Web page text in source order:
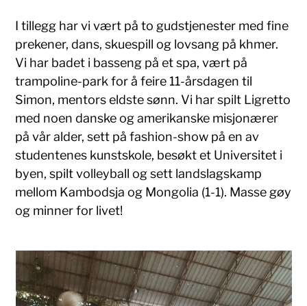
I tillegg har vi vært på to gudstjenester med fine
prekener, dans, skuespill og lovsang på khmer.
Vi har badet i basseng på et spa, vært på
trampoline-park for å feire 11-årsdagen til
Simon, mentors eldste sønn. Vi har spilt Ligretto
med noen danske og amerikanske misjonærer
på vår alder, sett på fashion-show på en av
studentenes kunstskole, besøkt et Universitet i
byen, spilt volleyball og sett landslagskamp
mellom Kambodsja og Mongolia (1-1). Masse gøy
og minner for livet!